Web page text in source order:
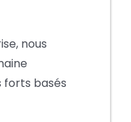
nous
forts basés